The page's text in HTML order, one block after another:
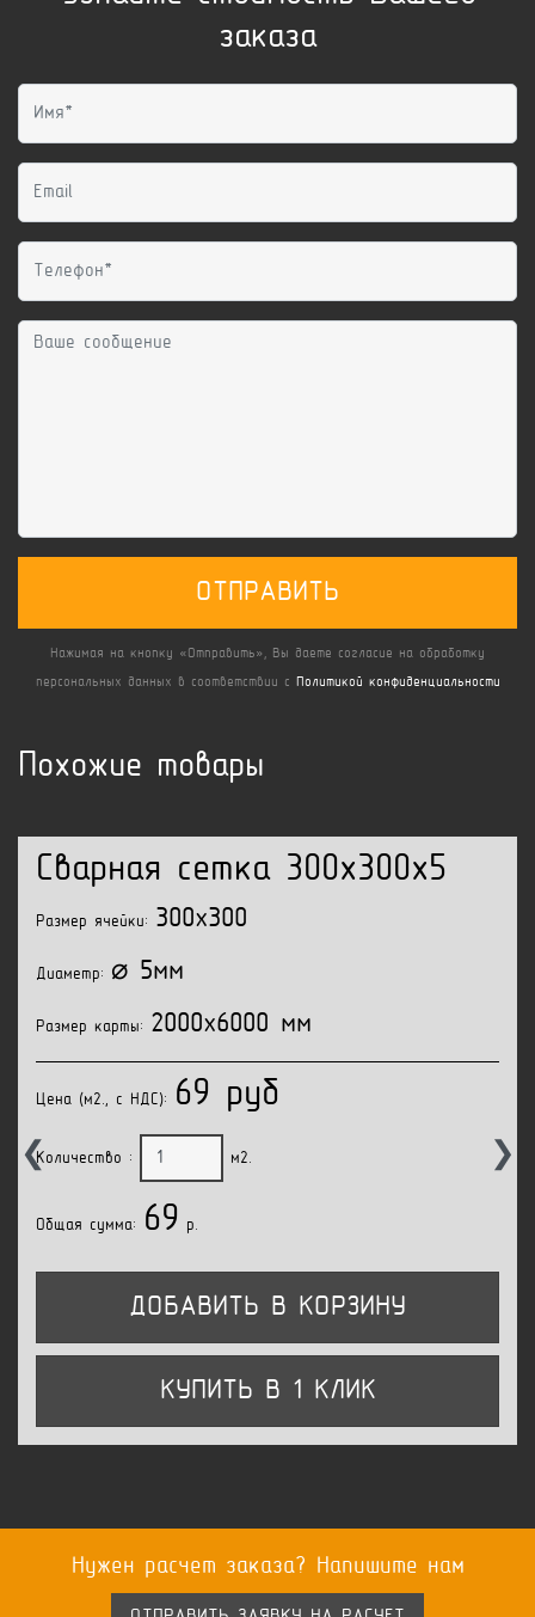
заказа
ОТПРАВИТЬ
Нажимая на кнопку «Отправить», Вы даете согласие на обработку
персональных данных в соответствии с Политикой конфиденциальности
Похожие товары
❮
Сварная сетка 300x300x5
Размер ячейки: 300x300
Диаметр: ⌀ 5мм
Размер карты: 2000x6000 мм
Цена (м2., с НДС): 69 руб
Количество : м2.
Общая сумма: 69 p.
ДОБАВИТЬ В КОРЗИНУ
КУПИТЬ В 1 КЛИК
❯
Нужен расчет заказа? Напишите нам